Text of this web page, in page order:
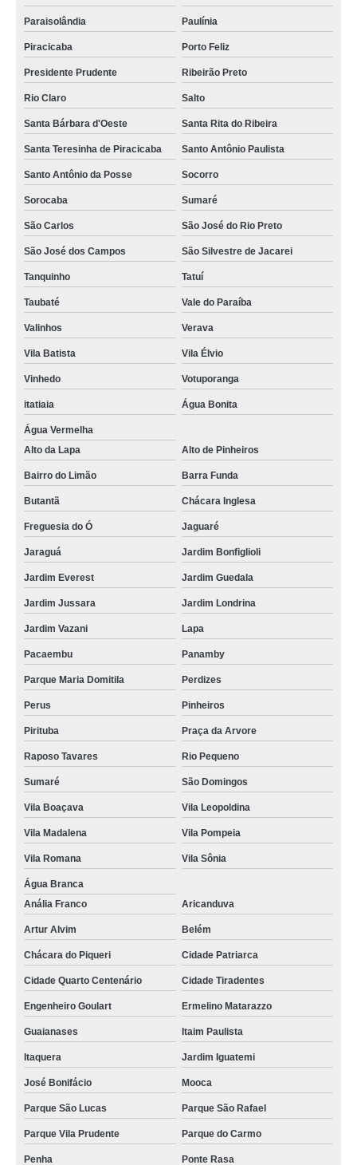
Paraisolândia Paulínia
Piracicaba Porto Feliz
Presidente Prudente Ribeirão Preto
Rio Claro Salto
Santa Bárbara d'Oeste Santa Rita do Ribeira
Santa Teresinha de Piracicaba Santo Antônio Paulista
Santo Antônio da Posse Socorro
Sorocaba Sumaré
São Carlos São José do Rio Preto
São José dos Campos São Silvestre de Jacarei
Tanquinho Tatuí
Taubaté Vale do Paraíba
Valinhos Verava
Vila Batista Vila Élvio
Vinhedo Votuporanga
itatiaia Água Bonita
Água Vermelha
Alto da Lapa
Alto de Pinheiros
Bairro do Limão Barra Funda
Butantã Chácara Inglesa
Freguesia do Ó Jaguaré
Jaraguá Jardim Bonfiglioli
Jardim Everest Jardim Guedala
Jardim Jussara Jardim Londrina
Jardim Vazani Lapa
Pacaembu Panamby
Parque Maria Domitila Perdizes
Perus Pinheiros
Pirituba Praça da Arvore
Raposo Tavares Rio Pequeno
Sumaré São Domingos
Vila Boaçava Vila Leopoldina
Vila Madalena Vila Pompeia
Vila Romana Vila Sônia
Água Branca
Anália Franco
Aricanduva
Artur Alvim Belém
Chácara do Piqueri Cidade Patriarca
Cidade Quarto Centenário Cidade Tiradentes
Engenheiro Goulart Ermelino Matarazzo
Guaianases Itaim Paulista
Itaquera Jardim Iguatemi
José Bonifácio Mooca
Parque São Lucas Parque São Rafael
Parque Vila Prudente Parque do Carmo
Penha Ponte Rasa